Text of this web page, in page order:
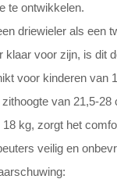
te ontwikkelen.
driewieler als een
klaar voor zijn, is dit
voor kinderen van
van 21,5-28
kg, zorgt het
veilig en